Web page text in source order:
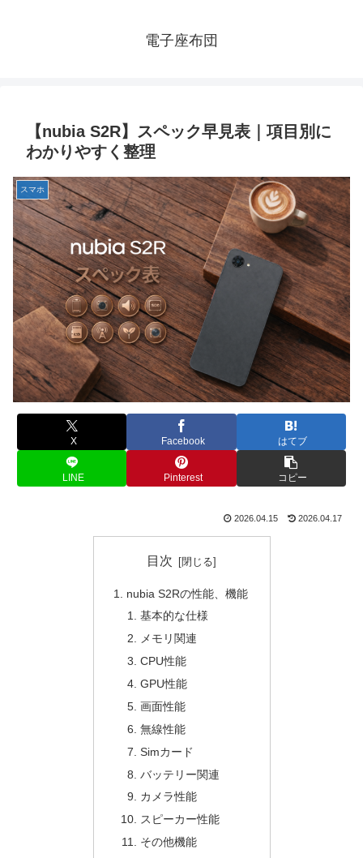
電子座布団
【nubia S2R】スペック早見表｜項目別に
わかりやすく整理
スマホ
X Facebook はてブ
LINE Pinterest コピー
2026.04.15 2026.04.17
目次
nubia S2Rの性能、機能
基本的な仕様
メモリ関連
CPU性能
GPU性能
画面性能
無線性能
Simカード
バッテリー関連
カメラ性能
スピーカー性能
その他機能